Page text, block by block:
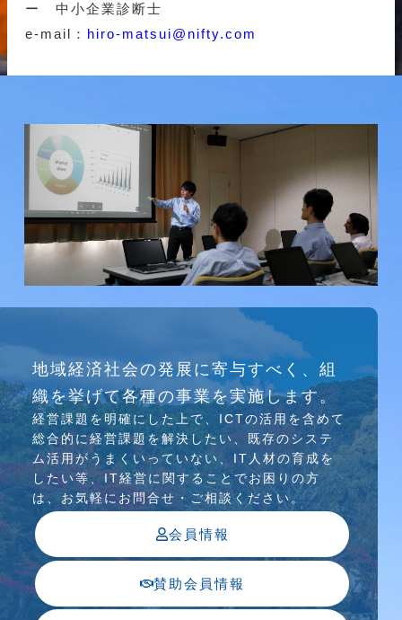
ー 中小企業診断士
e-mail： hiro-matsui@nifty.com
介護ソリューション研究会、WEB/SNS研究会を
行っています
地域経済社会の発展に寄与すべく、組
織を挙げて各種の事業を実施します。
経営課題を明確にした上で、ICTの活⽤を含めて
総合的に経営課題を解決したい、既存のシステ
ム活⽤がうまくいっていない、IT⼈材の育成を
したい等、IT経営に関することでお困りの⽅
は、お気軽にお問合せ・ご相談ください。
会員情報
賛助会員情報